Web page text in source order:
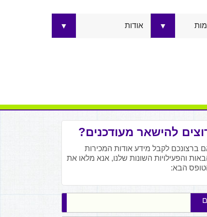
▼ אודות ▼
להישאר מעודכנים?
ברצונכם לקבל מידע אודות המכירות
והפעילויות השונות שלנו, אנא מלאו את
הבא: